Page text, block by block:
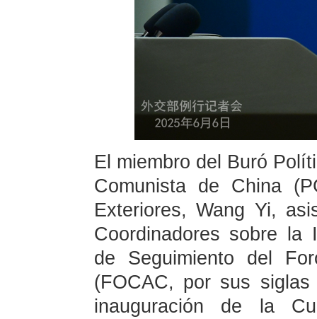
El miembro del Buró
Comunista de China
Exteriores, Wang Yi,
Coordinadores sobre la
de Seguimiento del
(FOCAC, por sus
inauguración de la